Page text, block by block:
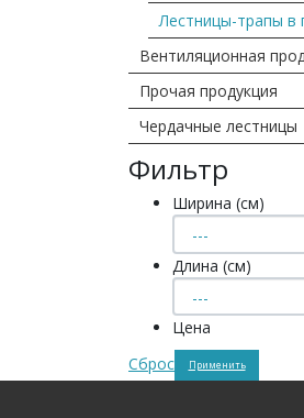
Лестницы-трапы в
Вентиляционная
Прочая продукция
Чердачные лестницы
Фильтр
Ширина (см)
Длина (см)
Цена
Сброс
Применить